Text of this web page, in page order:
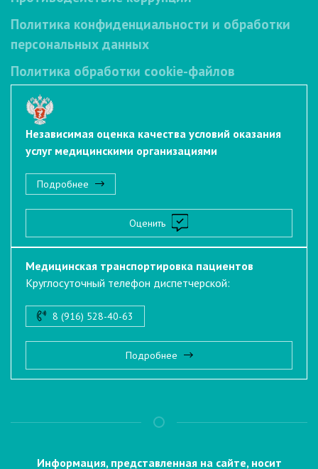
Политика конфиденциальности и обработки
персональных данных
Политика обработки cookie-файлов
Независимая оценка качества условий оказания
услуг медицинскими организациями
Подробнее
Оценить
Медицинская транспортировка пациентов
Круглосуточный телефон диспетчерской:
8 (916) 528-40-63
Подробнее
Информация, представленная на сайте, носит